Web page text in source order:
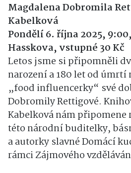
Magdalena Dobromila
Kabelková
Pondělí 6. října 2025,
Hasskova, vstupné 30 Kč
Letos jsme si připomněli
narození a 180 let od úmrtí
„food influencerky“ své
Dobromily Rettigové.
Kabelková nám připomene
této národní buditelky,
a autorky slavné Domácí
rámci Zájmového